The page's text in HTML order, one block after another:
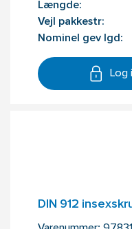
Længde:
Vejl pakkestr:
Nominel gev lgd:
Log
DIN 912